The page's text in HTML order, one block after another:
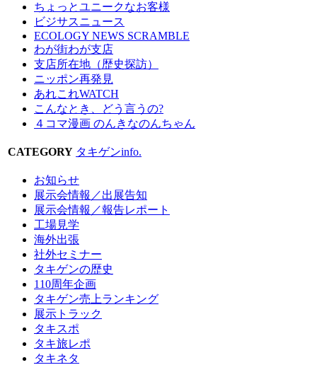
ちょっとユニークなお客様
ビジサスニュース
ECOLOGY NEWS SCRAMBLE
わが街わが支店
支店所在地（歴史探訪）
ニッポン再発見
あれこれWATCH
こんなとき、どう言うの?
４コマ漫画 のんきなのんちゃん
CATEGORY タキゲンinfo.
お知らせ
展示会情報／出展告知
展示会情報／報告レポート
工場見学
海外出張
社外セミナー
タキゲンの歴史
110周年企画
タキゲン売上ランキング
展示トラック
タキスポ
タキ旅レポ
タキネタ